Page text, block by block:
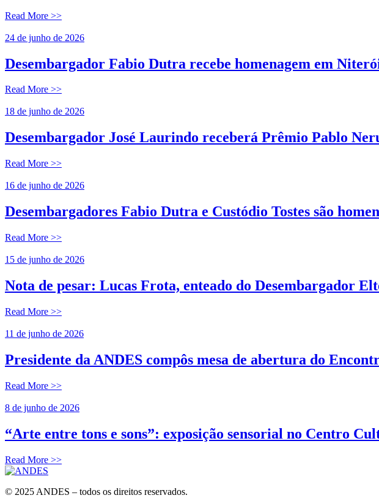
Read More >>
24 de junho de 2026
Desembargador Fabio Dutra recebe homenagem em
Read More >>
18 de junho de 2026
Desembargador José Laurindo receberá Prêmio Pablo
Read More >>
16 de junho de 2026
Desembargadores Fabio Dutra e Custódio Tostes são
Read More >>
15 de junho de 2026
Nota de pesar: Lucas Frota, enteado do Desembargador
Read More >>
11 de junho de 2026
Presidente da ANDES compôs mesa de abertura do
Read More >>
8 de junho de 2026
“Arte entre tons e sons”: exposição sensorial no Centro
Read More >>
© 2025 ANDES – todos os direitos reservados.